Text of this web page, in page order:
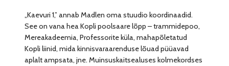
„Kaevuri 1,” annab Madlen oma stuudio koordinaadid.
See on vana hea Kopli poolsaare lõpp – trammidepoo,
Mereakadeemia, Professorite küla, mahapõletatud
Kopli liinid, mida kinnisvaraarenduse lõuad püüavad
aplalt ampsata, jne. Muinsuskaitsealuses kolmekordses